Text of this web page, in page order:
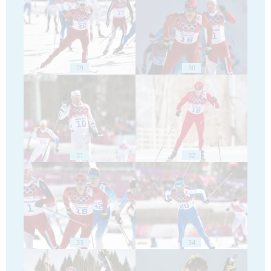
29 30
31 32
33 34